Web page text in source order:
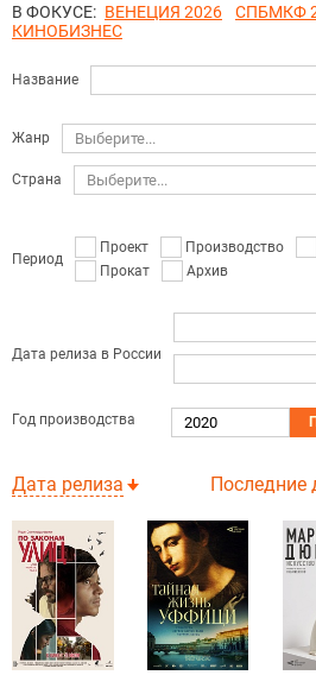
В ФОКУСЕ: ВЕНЕЦИЯ 2026 СПБМКФ
КИНОБИЗНЕС
Название
Жанр Выберите...
Страна Выберите...
Период
Проект Производство
Прокат
Архив
Дата релиза в России
Год производства
Дата релиза
Последние